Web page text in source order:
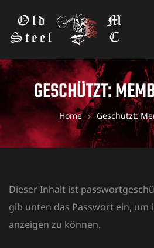
GESCHÜTZT:
Home Geschützt:
Dieser Inhalt ist
gib unten das Passwort ein, um
anzeigen zu können.